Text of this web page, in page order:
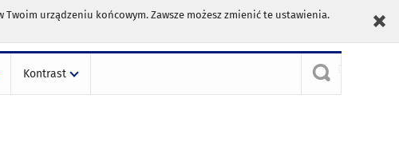
urządzeniu końcowym. Zawsze możesz zmienić te ustawienia.
Kontrast